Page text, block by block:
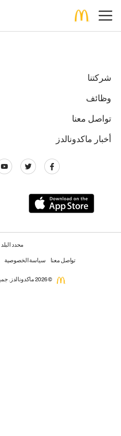
شركتنا
وظائف
تواصل معنا
أخبار ماكدونالدز
محدد البلد
تواصل معنا سياسة الخصوصية
© 2026 ماكدونالدز. جميع الحقوق محفوظة.